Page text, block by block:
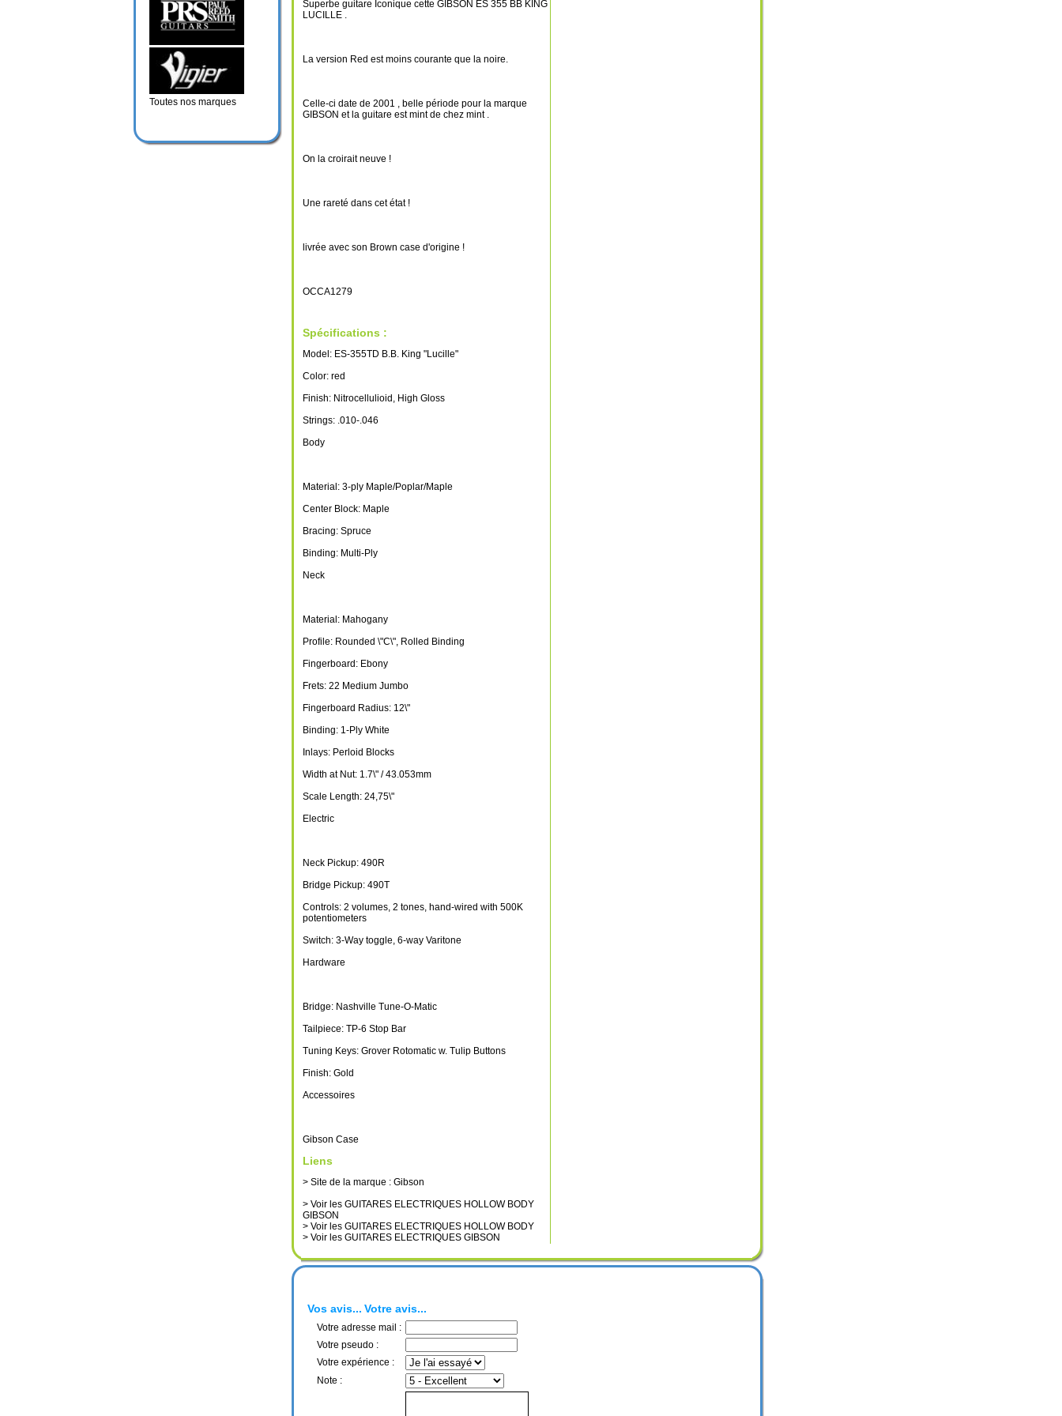
Superbe guitare Iconique cette GIBSON ES 355 BB KING
LUCILLE .
La version Red est moins courante que la noire.
Celle-ci date de 2001 , belle période pour la marque
GIBSON et la guitare est mint de chez mint .
On la croirait neuve !
Une rareté dans cet état !
livrée avec son Brown case d'origine !
OCCA1279
Spécifications :
Model: ES-355TD B.B. King "Lucille"
Color: red
Finish: Nitrocellulioid, High Gloss
Strings: .010-.046
Body
Material: 3-ply Maple/Poplar/Maple
Center Block: Maple
Bracing: Spruce
Binding: Multi-Ply
Neck
Material: Mahogany
Profile: Rounded \"C\", Rolled Binding
Fingerboard: Ebony
Frets: 22 Medium Jumbo
Fingerboard Radius: 12\"
Binding: 1-Ply White
Inlays: Perloid Blocks
Width at Nut: 1.7\" / 43.053mm
Scale Length: 24,75\"
Electric
Neck Pickup: 490R
Bridge Pickup: 490T
Controls: 2 volumes, 2 tones, hand-wired with 500K
potentiometers
Switch: 3-Way toggle, 6-way Varitone
Hardware
Bridge: Nashville Tune-O-Matic
Tailpiece: TP-6 Stop Bar
Tuning Keys: Grover Rotomatic w. Tulip Buttons
Finish: Gold
Accessoires
Gibson Case
Liens
> Site de la marque : Gibson
> Voir les GUITARES ELECTRIQUES HOLLOW BODY
GIBSON
> Voir les GUITARES ELECTRIQUES HOLLOW BODY
> Voir les GUITARES ELECTRIQUES GIBSON
Vos avis... Votre avis...
Votre adresse mail :
Votre pseudo :
Votre expérience :
Note :
Toutes nos marques